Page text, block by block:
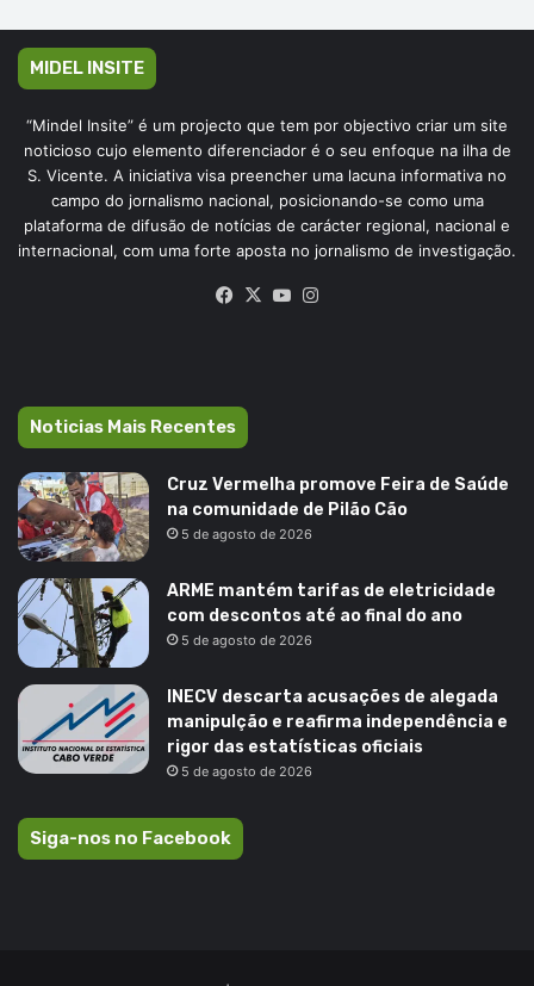
MIDEL INSITE
“Mindel Insite” é um projecto que tem por objectivo criar um site
noticioso cujo elemento diferenciador é o seu enfoque na ilha de
S. Vicente. A iniciativa visa preencher uma lacuna informativa no
campo do jornalismo nacional, posicionando-se como uma
plataforma de difusão de notícias de carácter regional, nacional e
internacional, com uma forte aposta no jornalismo de investigação.
Facebook
X YouTube
Noticias Mais Recentes
Cruz Vermelha promove Feira de Saúde
na comunidade de Pilão Cão
5 de agosto de 2026
ARME mantém tarifas de eletricidade
com descontos até ao final do ano
5 de agosto de 2026
INECV descarta acusações de alegada
manipulção e reafirma independência e
rigor das estatísticas oficiais
5 de agosto de 2026
Siga-nos no Facebook